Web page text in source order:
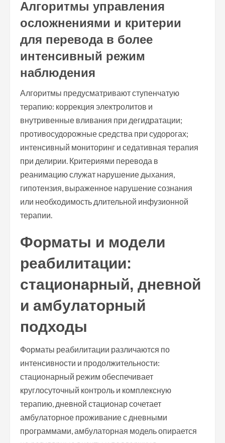
Алгоритмы управления
осложнениями и критерии
для перевода в более
интенсивный режим
наблюдения
Алгоритмы предусматривают ступенчатую
терапию: коррекция электролитов и
внутривенные вливания при дегидратации;
противосудорожные средства при судорогах;
интенсивный мониторинг и седативная терапия
при делирии. Критериями перевода в
реанимацию служат нарушение дыхания,
гипотензия, выраженное нарушение сознания
или необходимость длительной инфузионной
терапии.
Форматы и модели
реабилитации:
стационарный, дневной
и амбулаторный
подходы
Форматы реабилитации различаются по
интенсивности и продолжительности:
стационарный режим обеспечивает
круглосуточный контроль и комплексную
терапию, дневной стационар сочетает
амбулаторное проживание с дневными
программами, амбулаторная модель опирается